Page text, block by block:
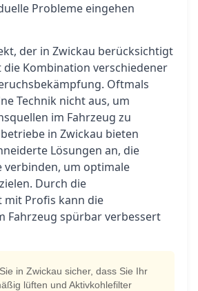
Probleme eingehen
der in Zwickau berücksichtigt
Kombination verschiedener
Oftmals
Technik nicht aus, um
im Fahrzeug zu
in Zwickau bieten
Lösungen an, die
verbinden, um optimale
Durch die
mit Profis kann die
Fahrzeug spürbar verbessert
in Zwickau sicher, dass Sie Ihr
lüften und Aktivkohlefilter